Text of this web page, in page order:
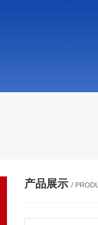
产品展示 /